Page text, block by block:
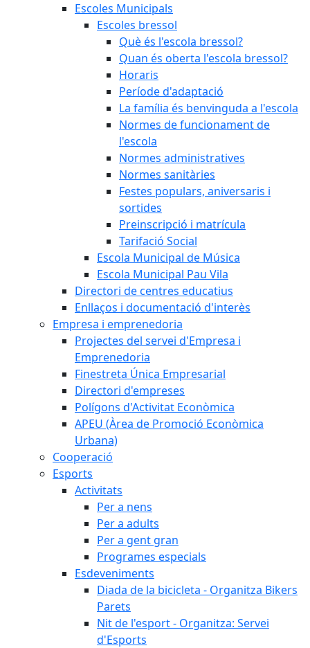
Escoles Municipals
Escoles bressol
Què és l'escola bressol?
Quan és oberta l'escola bressol?
Horaris
Període d'adaptació
La família és benvinguda a l'escola
Normes de funcionament de
l'escola
Normes administratives
Normes sanitàries
Festes populars, aniversaris i
sortides
Preinscripció i matrícula
Tarifació Social
Escola Municipal de Música
Escola Municipal Pau Vila
Directori de centres educatius
Enllaços i documentació d'interès
Empresa i emprenedoria
Projectes del servei d'Empresa i
Emprenedoria
Finestreta Única Empresarial
Directori d'empreses
Polígons d'Activitat Econòmica
APEU (Àrea de Promoció Econòmica
Urbana)
Cooperació
Esports
Activitats
Per a nens
Per a adults
Per a gent gran
Programes especials
Esdeveniments
Diada de la bicicleta - Organitza Bikers
Parets
Nit de l'esport - Organitza: Servei
d'Esports